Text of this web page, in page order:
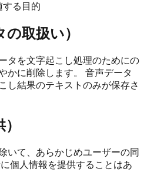
する目的
取扱い）
タを文字起こし処理のためにの
かに削除します。 音声データ
し結果のテキストのみが保存さ
いて、あらかじめユーザーの同
個人情報を提供することはあ